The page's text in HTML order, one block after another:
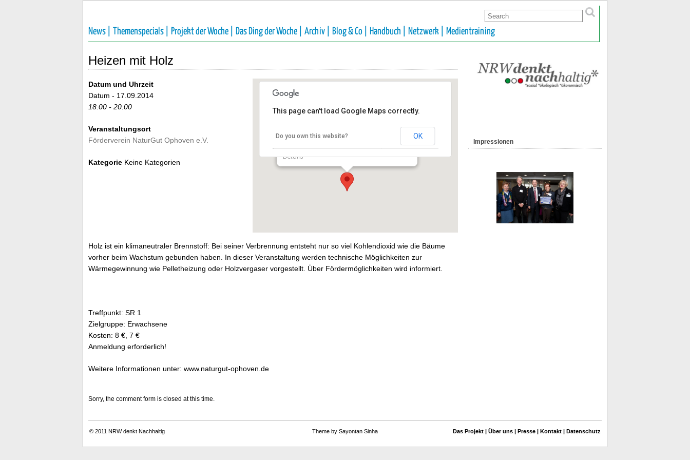
News | Themenspecials | Projekt der Woche | Das Ding der Woche | Archiv | Blog & Co | Handbuch | Netzwerk | Medientraining
Heizen mit Holz
Talstraße 4 - Leverkusen
Details
This page can't load Google Maps correctly.
Do you own this website? OK
Datum und Uhrzeit
Datum - 17.09.2014
18:00 - 20:00
Veranstaltungsort
Förderverein NaturGut Ophoven e.V.
Kategorie Keine Kategorien
Holz ist ein klimaneutraler Brennstoff: Bei seiner Verbrennung entsteht nur so viel Kohlendioxid wie die Bäume
vorher beim Wachstum gebunden haben. In dieser Veranstaltung werden technische Möglichkeiten zur
Wärmegewinnung wie Pelletheizung oder Holzvergaser vorgestellt. Über Fördermöglichkeiten wird informiert.
Treffpunkt: SR 1
Zielgruppe: Erwachsene
Kosten: 8 €, 7 €
Anmeldung erforderlich!
Weitere Informationen unter: www.naturgut-ophoven.de
Sorry, the comment form is closed at this time.
Impressionen
© 2011 NRW denkt Nachhaltig Theme by Sayontan Sinha Das Projekt Über uns Presse Kontakt Datenschutz